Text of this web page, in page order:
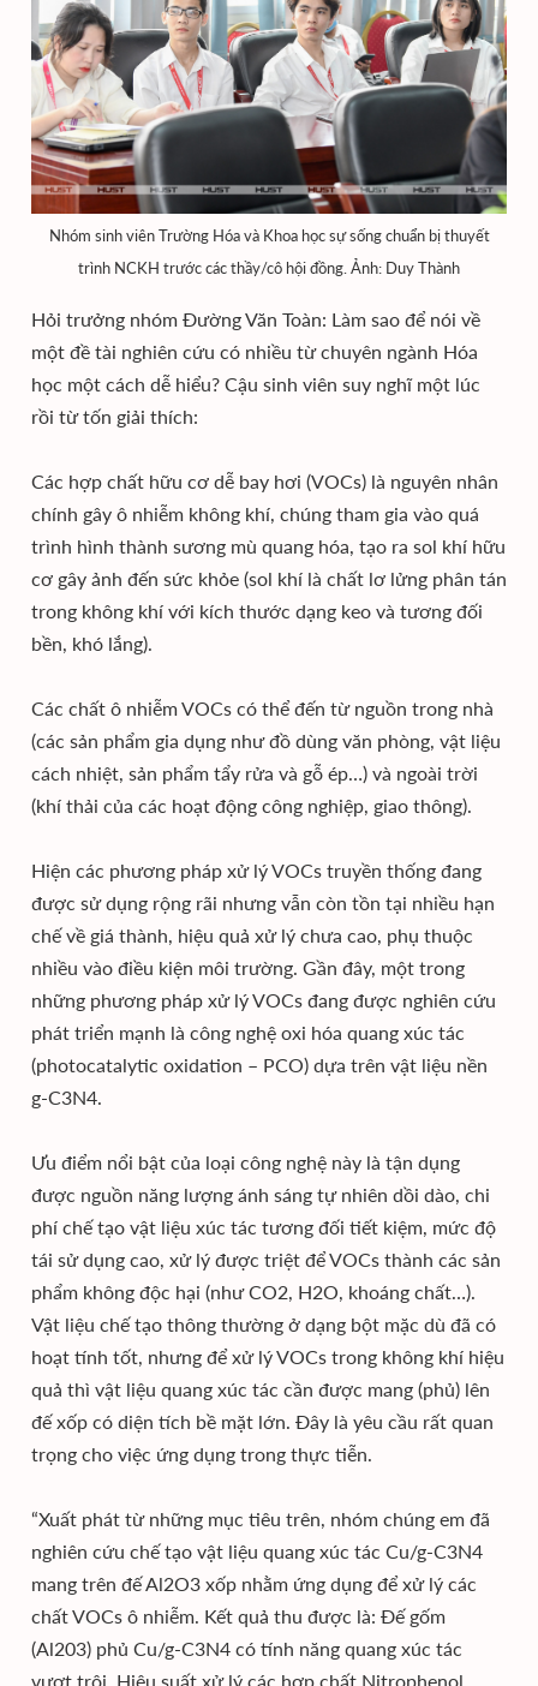
Nhóm sinh viên Trường Hóa và Khoa học sự sống chuẩn bị thuyết
trình NCKH trước các thầy/cô hội đồng. Ảnh: Duy Thành
Hỏi trưởng nhóm Đường Văn Toàn: Làm sao để nói về
một đề tài nghiên cứu có nhiều từ chuyên ngành Hóa
học một cách dễ hiểu? Cậu sinh viên suy nghĩ một lúc
rồi từ tốn giải thích:
Các hợp chất hữu cơ dễ bay hơi (VOCs) là nguyên nhân
chính gây ô nhiễm không khí, chúng tham gia vào quá
trình hình thành sương mù quang hóa, tạo ra sol khí hữu
cơ gây ảnh đến sức khỏe (sol khí là chất lơ lửng phân tán
trong không khí với kích thước dạng keo và tương đối
bền, khó lắng).
Các chất ô nhiễm VOCs có thể đến từ nguồn trong nhà
(các sản phẩm gia dụng như đồ dùng văn phòng, vật liệu
cách nhiệt, sản phẩm tẩy rửa và gỗ ép…) và ngoài trời
(khí thải của các hoạt động công nghiệp, giao thông).
Hiện các phương pháp xử lý VOCs truyền thống đang
được sử dụng rộng rãi nhưng vẫn còn tồn tại nhiều hạn
chế về giá thành, hiệu quả xử lý chưa cao, phụ thuộc
nhiều vào điều kiện môi trường. Gần đây, một trong
những phương pháp xử lý VOCs đang được nghiên cứu
phát triển mạnh là công nghệ oxi hóa quang xúc tác
(photocatalytic oxidation – PCO) dựa trên vật liệu nền
g-C3N4.
Ưu điểm nổi bật của loại công nghệ này là tận dụng
được nguồn năng lượng ánh sáng tự nhiên dồi dào, chi
phí chế tạo vật liệu xúc tác tương đối tiết kiệm, mức độ
tái sử dụng cao, xử lý được triệt để VOCs thành các sản
phẩm không độc hại (như CO2, H2O, khoáng chất…).
Vật liệu chế tạo thông thường ở dạng bột mặc dù đã có
hoạt tính tốt, nhưng để xử lý VOCs trong không khí hiệu
quả thì vật liệu quang xúc tác cần được mang (phủ) lên
đế xốp có diện tích bề mặt lớn. Đây là yêu cầu rất quan
trọng cho việc ứng dụng trong thực tiễn.
“Xuất phát từ những mục tiêu trên, nhóm chúng em đã
nghiên cứu chế tạo vật liệu quang xúc tác Cu/g-C3N4
mang trên đế Al2O3 xốp nhằm ứng dụng để xử lý các
chất VOCs ô nhiễm. Kết quả thu được là: Đế gốm
(Al203) phủ Cu/g-C3N4 có tính năng quang xúc tác
vượt trội. Hiệu suất xử lý các hợp chất Nitrophenol